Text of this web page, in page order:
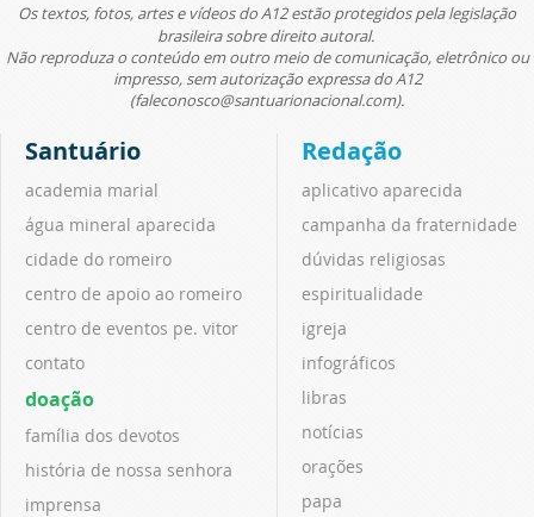
Os textos, fotos, artes e vídeos do A12 estão protegidos pela legislação
brasileira sobre direito autoral.
Não reproduza o conteúdo em outro meio de comunicação, eletrônico ou
impresso, sem autorização expressa do A12
(faleconosco@santuarionacional.com).
Santuário
academia marial
água mineral aparecida
cidade do romeiro
centro de apoio ao romeiro
centro de eventos pe. vitor
contato
doação
família dos devotos
história de nossa senhora
imprensa
Redação
aplicativo aparecida
campanha da fraternidade
dúvidas religiosas
espiritualidade
igreja
infográficos
libras
notícias
orações
papa